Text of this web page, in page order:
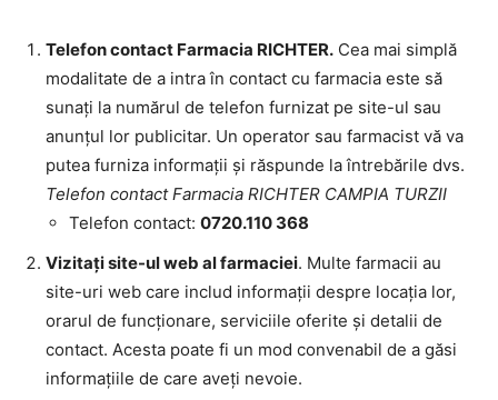
Telefon contact Farmacia RICHTER. Cea mai simplă
modalitate de a intra în contact cu farmacia este să
sunați la numărul de telefon furnizat pe site-ul sau
anunțul lor publicitar. Un operator sau farmacist vă va
putea furniza informații și răspunde la întrebările dvs.
Telefon contact Farmacia RICHTER CAMPIA TURZII
Telefon contact: 0720.110 368
Vizitați site-ul web al farmaciei. Multe farmacii au
site-uri web care includ informații despre locația lor,
orarul de funcționare, serviciile oferite și detalii de
contact. Acesta poate fi un mod convenabil de a găsi
informațiile de care aveți nevoie.